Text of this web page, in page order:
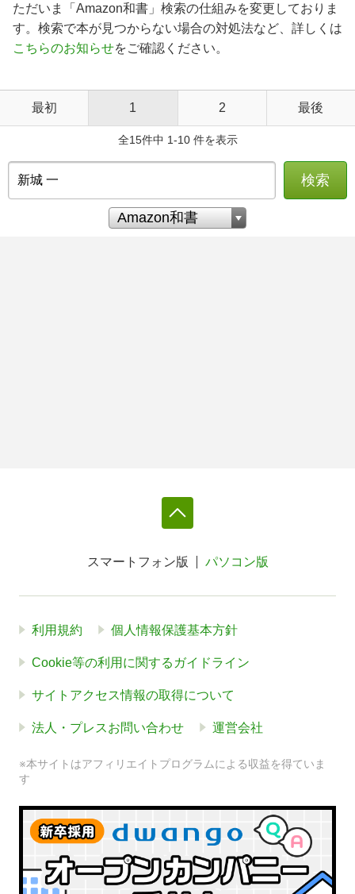
ただいま「Amazon和書」検索の仕組みを変更しておりま
す。検索で本が見つからない場合の対処法など、詳しくは
こちらのお知らせをご確認ください。
最初 1 2 最後
全15件中 1-10 件を表示
検索
スマートフォン版 パソコン版
利用規約 個人情報保護基本方針
Cookie等の利用に関するガイドライン
サイトアクセス情報の取得について
法人・プレスお問い合わせ 運営会社
※本サイトはアフィリエイトプログラムによる収益を得ていま
す